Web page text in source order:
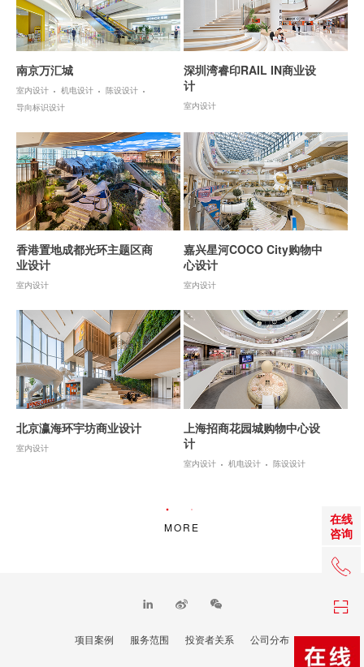
在线
咨询
+86
TOP
南京万汇城
室内设计 机电设计
陈设设计
导向标识设计
深圳湾睿印RAIL IN商业设
计
室内设计
香港置地成都光环主题区商
业设计
室内设计
嘉兴星河COCO City购物中
心设计
室内设计
北京瀛海环宇坊商业设计
室内设计
上海招商花园城购物中心设
计
室内设计 机电设计 陈设设计
MORE
项目案例 服务范围 投资者关系 公司分布